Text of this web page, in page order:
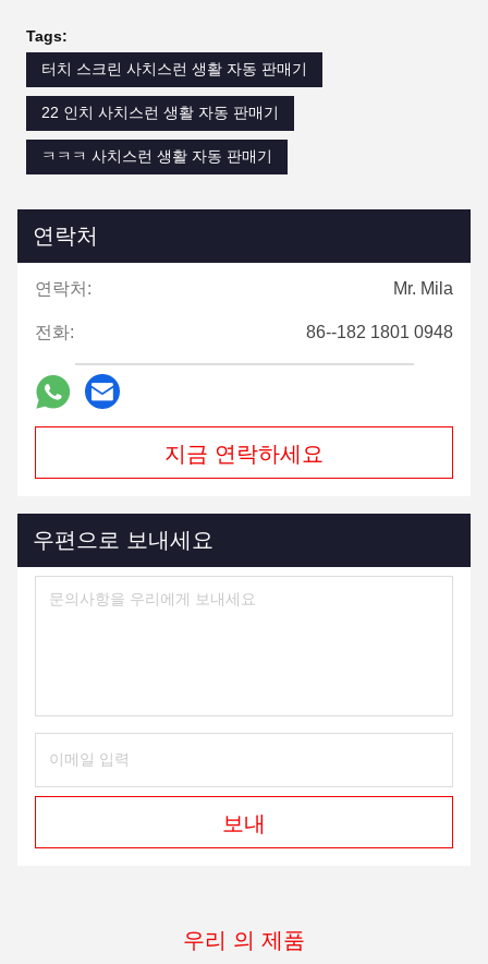
Tags:
터치 스크린 사치스런 생활 자동 판매기
22 인치 사치스런 생활 자동 판매기
ㅋㅋㅋ 사치스런 생활 자동 판매기
연락처
연락처: Mr. Mila
전화: 86--182 1801 0948
지금 연락하세요
우편으로 보내세요
보내
우리 의 제품